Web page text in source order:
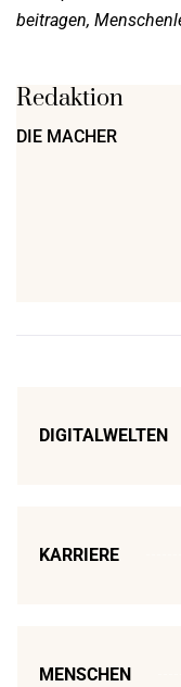
beitragen,
Redaktion
DIE MACHER
DIGITALWELTEN
KARRIERE
MENSCHEN